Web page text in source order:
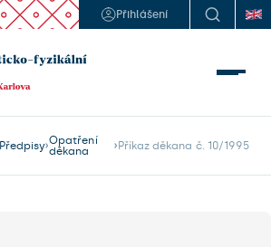
Přihlášení
Předpisy Opatření
děkana
Příkaz děkana č. 10/1995